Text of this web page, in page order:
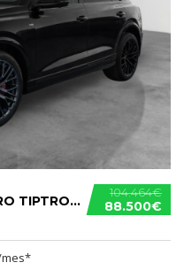
104.464€
88.500€
AUDI Q8 BLACK LINE QUATTRO TIPTRONIC 290KW TFSIE
mes*